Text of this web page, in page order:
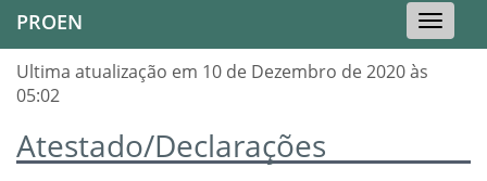
Toggle
navigation
PROEN
Ultima atualização em 10 de Dezembro de 2020 às
05:02
Atestado/Declarações